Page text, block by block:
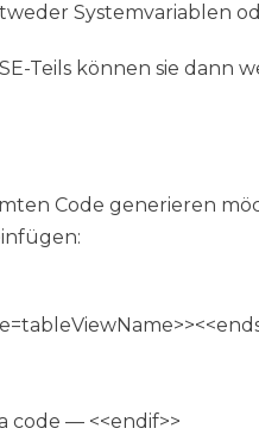
Systemvariablen
Teils können sie
Code generieren
code — <<endif>>